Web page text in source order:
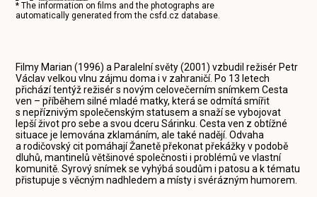
* The information on films and the photographs are
automatically generated from thecsfd.cz database.
Filmy Marian (1996) a Paralelní světy (2001) vzbudil režisér Petr
Václav velkou vlnu zájmu doma i v zahraničí. Po 13 letech
přichází tentýž režisér s novým celovečerním snímkem Cesta
ven – příběhem silné mladé matky, která se odmítá smířit
s nepříznivým společenským statusem a snaží se vybojovat
lepší život pro sebe a svou dceru Sárinku. Cesta ven z obtížné
situace je lemována zklamáním, ale také nadějí. Odvaha
a rodičovský cit pomáhají Žanetě překonat překážky v podobě
dluhů, mantinelů většinové společnosti i problémů ve vlastní
komunitě. Syrový snímek se vyhýbá soudům i patosu a k tématu
přistupuje s věcným nadhledem a místy i svérázným humorem.